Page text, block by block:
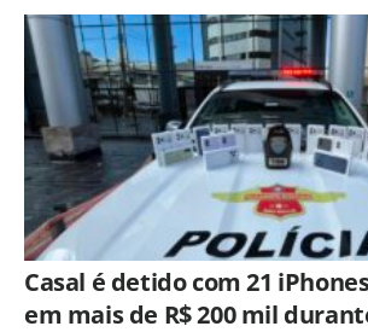
curso eletrônico, mecatrônico, Técnico de
de produção, Técnico elétrica: curso de
Torneiro mecânico: curso na área. Vagas
Fiscal, Atendente de Balcão,
Nutricionista, Vendedor Autônomo.
Casal é detido com 21
em mais de R$ 200 mil